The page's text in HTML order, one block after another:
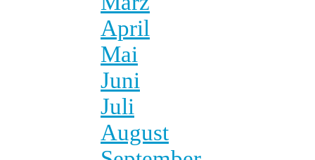
April
Mai
Juni
Juli
August